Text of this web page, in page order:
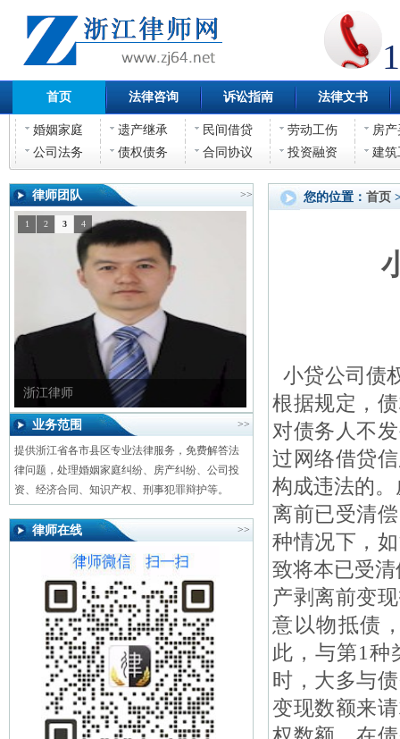
首页 法律咨询 诉讼指南 法律文书
婚姻家庭 遗产继承 民间借贷 劳动工伤
房
公司法务
债权债务 合同协议 投资融资 建筑
律师团队 >>
浙江律师
1 2 3 4
业务范围 >>
提供浙江省各市县区专业法律服务，免费解答法
律问题，处理婚姻家庭纠纷、房产纠纷、公司投
资、经济合同、知识产权、刑事犯罪辩护等。
律师在线 >>
您的位置： 首页
小贷公司债
根据规定，
对债务人不
过网络借贷
构成违法的
离前已受清
种情况下，
致将本已受
产剥离前变
意以物抵债
此，与第1种
时，大多与
变现数额来